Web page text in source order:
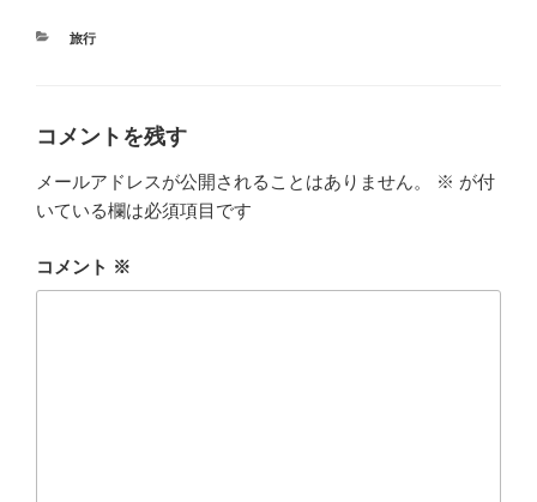
カ
旅行
コメントを残す
メールアドレスが公開されることはありません。 ※ が付
いている欄は必須項目です
コメント ※